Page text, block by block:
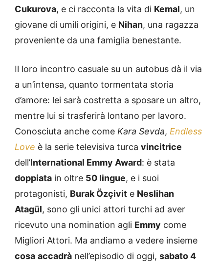
Cukurova, e ci racconta la vita di Kemal, un
giovane di umili origini, e Nihan, una ragazza
proveniente da una famiglia benestante.
Il loro incontro casuale su un autobus dà il via
a un’intensa, quanto tormentata storia
d’amore: lei sarà costretta a sposare un altro,
mentre lui si trasferirà lontano per lavoro.
Conosciuta anche come Kara Sevda, Endless
Love è la serie televisiva turca vincitrice
dell’International Emmy Award: è stata
doppiata in oltre 50 lingue, e i suoi
protagonisti, Burak Özçivit e Neslihan
Atagül, sono gli unici attori turchi ad aver
ricevuto una nomination agli Emmy come
Migliori Attori. Ma andiamo a vedere insieme
cosa accadrà nell’episodio di oggi, sabato 4